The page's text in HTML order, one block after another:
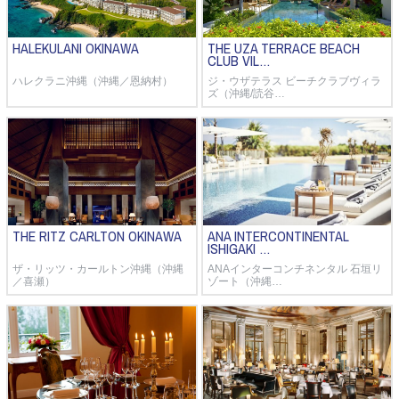
HALEKULANI OKINAWA
ハレクラニ沖縄（沖縄／恩納村）
THE UZA TERRACE BEACH
CLUB VIL…
ジ・ウザテラス ビーチクラブヴィラ
ズ（沖縄/読谷…
THE RITZ CARLTON OKINAWA
ザ・リッツ・カールトン沖縄（沖縄
／喜瀬）
ANA INTERCONTINENTAL
ISHIGAKI …
ANAインターコンチネンタル 石垣リ
ゾート（沖縄…